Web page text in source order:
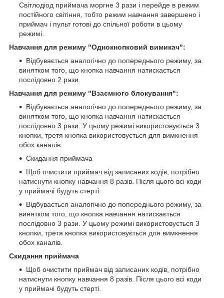
Світлодіод приймача моргне 3 рази і перейде в режим
постійного світіння, тобто режим навчання завершено і
приймач і пульт готові до спільної роботи в цьому
режимі.
Навчання для режиму "Однокнопковий вимикач":
Відбувається аналогічно до попереднього режиму, за
винятком того, що кнопка навчання натискається
послідовно 2 рази.
Навчання для режиму "Взаємного блокування":
Відбувається аналогічно до попереднього режиму, за
винятком того, що кнопка навчання натискається
послідовно 3 рази. У цьому режимі використовується 3
кнопки, третя кнопка використовується для вимкнення
обох каналів.
Скидання приймача
Щоб очистити приймач від записаних кодів, потрібно
натиснути кнопку навчання 8 разів. Після цього всі коди
у приймачі будуть стерті.
Відбувається аналогічно до попереднього режиму, за
винятком того, що кнопка навчання натискається
послідовно 3 рази. У цьому режимі використовується 3
кнопки, третя кнопка використовується для вимкнення
обох каналів.
Скидання приймача
Щоб очистити приймач від записаних кодів, потрібно
натиснути кнопку навчання 8 разів. Після цього всі коди
у приймачі будуть стерті.